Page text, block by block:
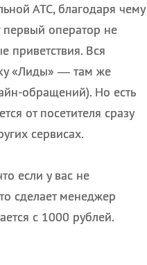
АТС, благодаря чему
первый оператор не
приветствия. Вся
«Лиды» — там же
обращений). Но есть
от посетителя сразу
сервисах.
если у вас не
сделает менеджер
с 1000 рублей.